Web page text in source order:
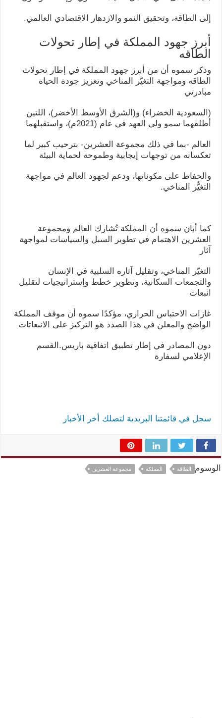
إلى الطاقة، وتحقيق النمو والازدهار الاقتصادي العالمي.
أبرز جهود المملكة في إطار تحولات
الطاقه
وذكر سموه أن من أبرز جهود المملكة في إطار تحولات
الطاقه ومواجهة التغيّر المناخي وتعزيز جودة الحياة
مبادرتي
(السعودية الخضراء) و(الشرق الأوسط الأخضر)، اللتين
أطلقهما سمو ولي العهد في عام (2021م)، واستقبلهما
العالم -بما في ذلك مجموعة العشرين- بترحيب كبير لما
تعكسانه من توجهات إيجابية وطموحة لحماية البيئة
والحفاظ على مكوناتها، ودعم لجهود العالم في مواجهة
التغيُّر المناخي.
كما أبان سموه أن المملكة تُشارك العالم ومجموعة
العشرين الاهتمام في تطوير السبل والسياسات لمواجهة
آثار
التغيّر المناخي، وتقليل آثاره السلبية في الإنسان
والتجمعات السكانية، وتطوير خطط وإستراتيجيات لتقليل
انبعاث
غازات الاحتباس الحراري، مؤكدًا سموه أن موقف المملكة
الواضح والمعلن في هذا الصدد هو التركيز على الانبعاثات
دون المصادر في إطار تطبيق اتفاقية باريس.القسم
الإعلامي لسفارة
سجل في قائمتنا البريدية لتصلك أخر الأخبار
الوسوم الطاقة المملكة مجموعة العشرين